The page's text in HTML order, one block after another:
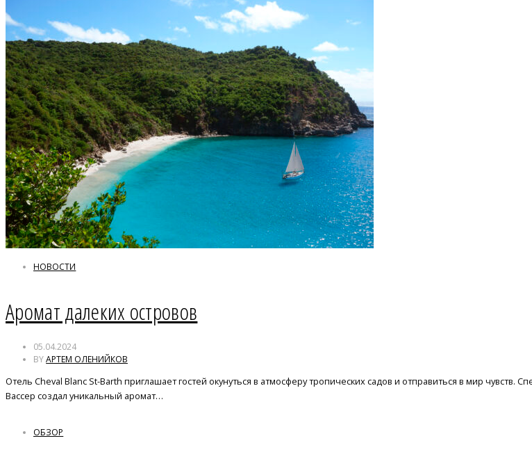
НОВОСТИ
Аромат далеких островов
05.04.2024
BYАРТЕМ ОЛЕНИЙКОВ
Отель Cheval Blanc St-Barth приглашает гостей окунуться в атмосферу тропических садов и отправиться в мир
Вассер создал уникальный аромат…
ОБЗОР